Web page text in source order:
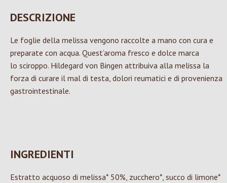
DESCRIZIONE
Le foglie della melissa vengono raccolte a mano con cura e
preparate con acqua. Quest’aroma fresco e dolce marca
lo sciroppo. Hildegard von Bingen attribuiva alla melissa la
forza di curare il mal di testa, dolori reumatici e di provenienza
gastrointestinale.
INGREDIENTI
Estratto acquoso di melissa* 50%, zucchero*, succo di limone*